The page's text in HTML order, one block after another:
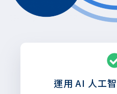
運用 AI 人工